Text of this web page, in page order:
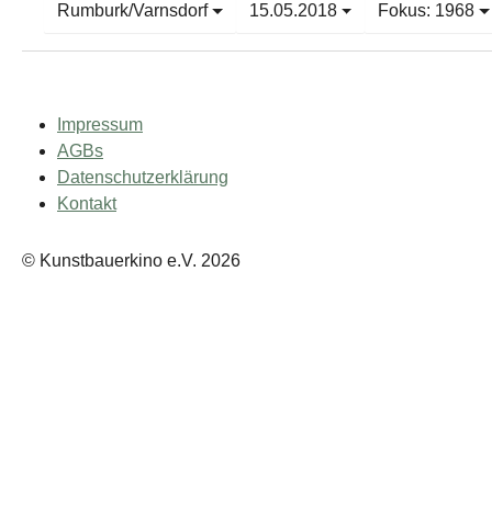
Rumburk/Varnsdorf 15.05.2018 Fokus: 1968
Impressum
AGBs
Datenschutzerklärung
Kontakt
© Kunstbauerkino e.V. 2026